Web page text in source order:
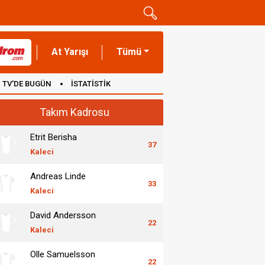
At Yarışı Tümü
TV'DE BUGÜN İSTATİSTİK
Takım Kadrosu
Etrit Berisha
Kaleci
37
Andreas Linde
Kaleci
33
David Andersson
Kaleci
22
Olle Samuelsson
22